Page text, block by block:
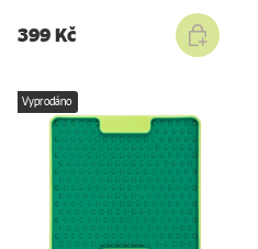
399 Kč
Vyprodáno